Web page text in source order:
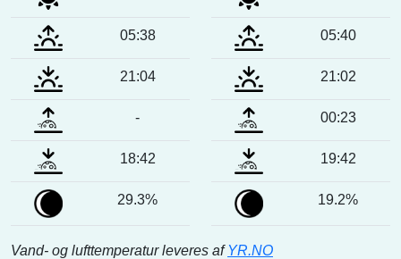
05:38
21:04
-
18:42
29.3%
05:40
21:02
00:23
19:42
19.2%
Vand- og lufttemperatur leveres afYR.NO